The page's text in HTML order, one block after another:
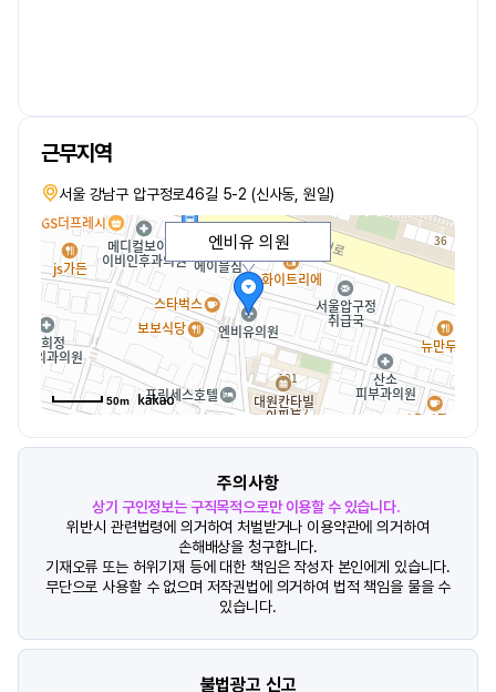
근무지역
서울 강남구 압구정로46길 5-2 (신사동, 원일)
엔비유 의원
50m
주의사항
상기 구인정보는 구직목적으로만 이용할 수 있습니다.
위반시 관련법령에 의거하여 처벌받거나 이용약관에 의거하여
손해배상을 청구합니다.
기재오류 또는 허위기재 등에 대한 책임은 작성자 본인에게 있습니다.
무단으로 사용할 수 없으며 저작권법에 의거하여 법적 책임을 물을 수
있습니다.
불법광고 신고